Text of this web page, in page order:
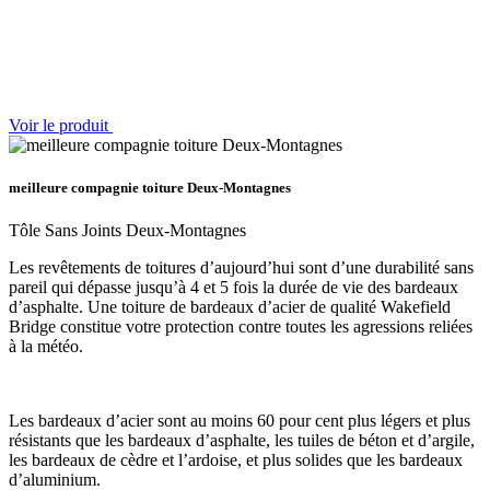
Voir le produit
meilleure compagnie toiture Deux-Montagnes
Tôle Sans Joints Deux-Montagnes
Les revêtements de toitures d’aujourd’hui sont d’une durabilité sans
pareil qui dépasse jusqu’à 4 et 5 fois la durée de vie des bardeaux
d’asphalte. Une toiture de bardeaux d’acier de qualité Wakefield
Bridge constitue votre protection contre toutes les agressions reliées
à la météo.
Les bardeaux d’acier sont au moins 60 pour cent plus légers et plus
résistants que les bardeaux d’asphalte, les tuiles de béton et d’argile,
les bardeaux de cèdre et l’ardoise, et plus solides que les bardeaux
d’aluminium.